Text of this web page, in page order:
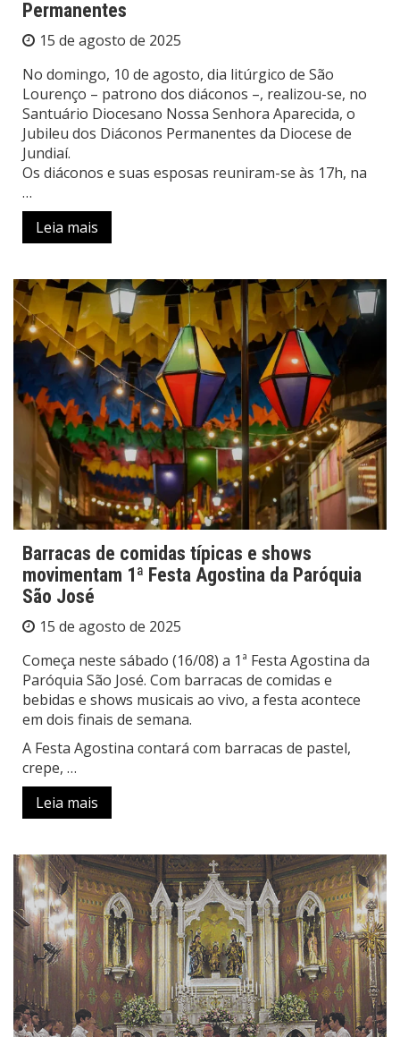
Permanentes
15 de agosto de 2025
No domingo, 10 de agosto, dia litúrgico de São
Lourenço – patrono dos diáconos –, realizou-se, no
Santuário Diocesano Nossa Senhora Aparecida, o
Jubileu dos Diáconos Permanentes da Diocese de
Jundiaí.
Os diáconos e suas esposas reuniram-se às 17h, na
…
Leia mais
Barracas de comidas típicas e shows
movimentam 1ª Festa Agostina da Paróquia
São José
15 de agosto de 2025
Começa neste sábado (16/08) a 1ª Festa Agostina da
Paróquia São José. Com barracas de comidas e
bebidas e shows musicais ao vivo, a festa acontece
em dois finais de semana.
A Festa Agostina contará com barracas de pastel,
crepe, …
Leia mais